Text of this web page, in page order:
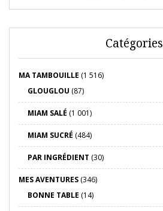
Catégories
MA TAMBOUILLE (1 516)
GLOUGLOU (87)
MIAM SALÉ (1 001)
MIAM SUCRÉ (484)
PAR INGRÉDIENT (30)
MES AVENTURES (346)
BONNE TABLE (14)